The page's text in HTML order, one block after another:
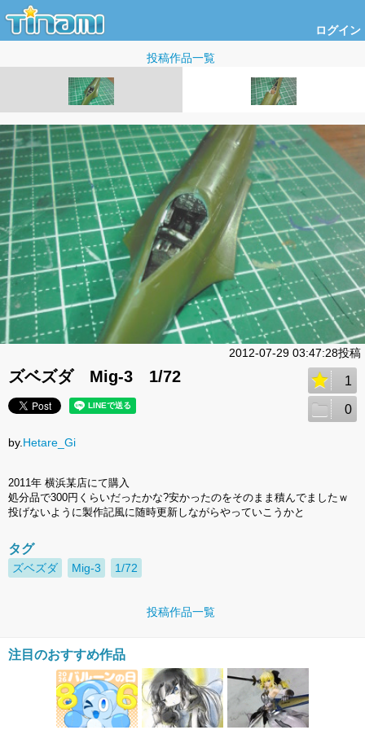
ログイン
投稿作品一覧
2012-07-29 03:47:28投稿
ズベズダ Mig-3 1/72 1
0
by. Hetare_Gi
2011年 横浜某店にて購入
処分品で300円くらいだったかな?安かったのをそのまま積んでましたｗ
投げないように製作記風に随時更新しながらやっていこうかと
タグ
ズベズダ Mig-3 1/72
投稿作品一覧
注目のおすすめ作品